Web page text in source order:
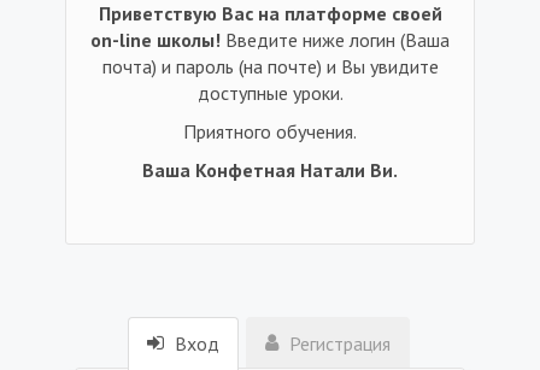
Приветствую Вас на платформе своей
on-line школы! Введите ниже логин (Ваша
почта) и пароль (на почте) и Вы увидите
доступные уроки.
Приятного обучения.
Ваша Конфетная Натали Ви.
Вход Регистрация